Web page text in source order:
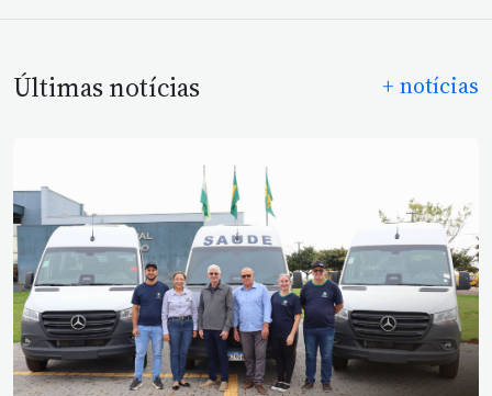
Últimas notícias + notícias